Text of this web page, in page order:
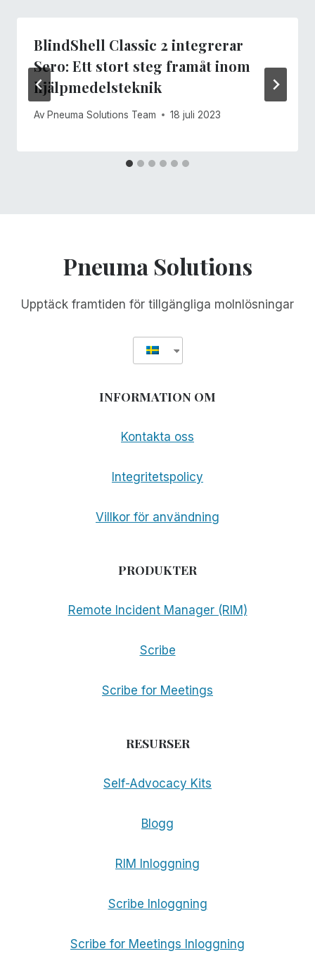
BlindShell Classic 2 integrerar
Sero: Ett stort steg framåt inom
hjälpmedelsteknik
Av Pneuma Solutions Team 18 juli 2023
Pneuma Solutions
Upptäck framtiden för tillgängliga molnlösningar
INFORMATION OM
Kontakta oss
Integritetspolicy
Villkor för användning
PRODUKTER
Remote Incident Manager (RIM)
Scribe
Scribe for Meetings
RESURSER
Self-Advocacy Kits
Blogg
RIM Inloggning
Scribe Inloggning
Scribe for Meetings Inloggning